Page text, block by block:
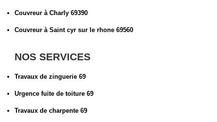
Couvreur à Charly 69390
Couvreur à Saint cyr sur le rhone 69560
NOS SERVICES
Travaux de zinguerie 69
Urgence fuite de toiture 69
Travaux de charpente 69